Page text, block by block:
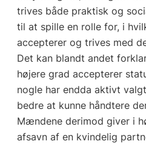
trives både praktisk og
til at spille en rolle for, i
accepterer og trives med
Det kan blandt andet
højere grad accepterer
nogle har endda aktivt
bedre at kunne håndtere
Mændene derimod giver i
afsavn af en kvindelig